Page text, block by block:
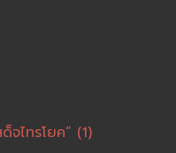
ไทรโยค” (1)